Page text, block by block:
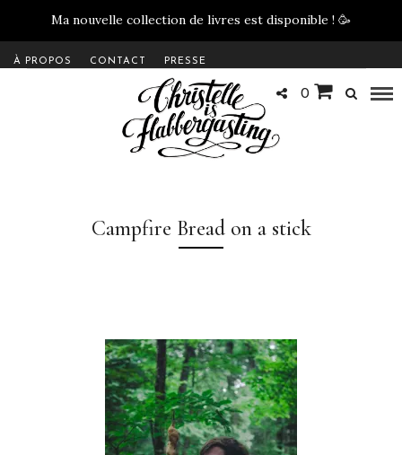
Ma nouvelle collection de livres est disponible ! 🥳
À PROPOS CONTACT PRESSE
0
Campfire Bread on a stick